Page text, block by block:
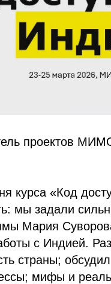
проектов
курса «Код
мы задали
Мария
с Индией.
страны;
мифы и